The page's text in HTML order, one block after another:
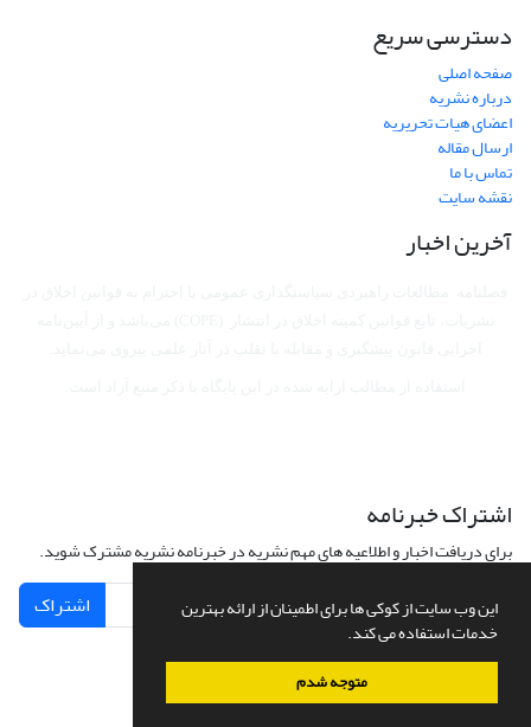
این وب سایت از کوکی ها برای اطمینان از ارائه بهترین
خدمات استفاده می کند.
متوجه شدم
دسترسی سریع
صفحه اصلی
درباره نشریه
اعضای هیات تحریریه
ارسال مقاله
تماس با ما
نقشه سایت
آخرین اخبار
اشتراک خبرنامه
برای دریافت اخبار و اطلاعیه های مهم نشریه در خبرنامه نشریه مشترک شوید.
اشتراک
سامانه مدیریت نشریات علمی.طراحی و پیاده سازی ازسیناوب